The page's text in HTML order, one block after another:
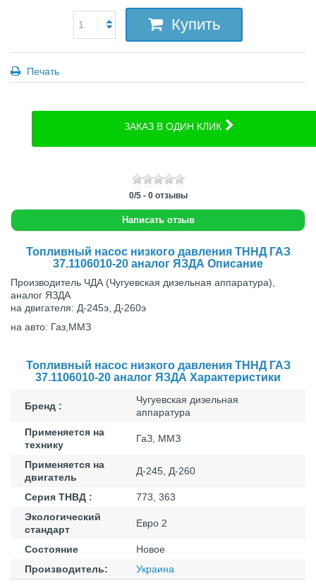
Купить
Печать
ЗАКАЗ В ОДИН КЛИК
0/5- 0отзывы
Написать отзыв
Топливный насос низкого давления ТННД ГАЗ
37.1106010-20 аналог ЯЗДА Описание
Производитель ЧДА (Чугуевская дизельная аппаратура),
аналог ЯЗДА
на двигателя: Д-245э, Д-260э
на авто: Газ,ММЗ
Топливный насос низкого давления ТННД ГАЗ
37.1106010-20 аналог ЯЗДА Характеристики
Бренд :
Чугуевская дизельная
аппаратура
Применяется на
технику
ГаЗ, ММЗ
Применяется на
двигатель
Д-245, Д-260
Серия ТНВД :
773, 363
Экологический
стандарт
Евро 2
Состояние
Новое
Производитель:
Украина